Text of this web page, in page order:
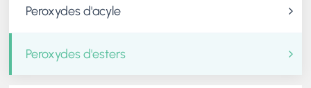
Peroxydes d'acyle
Peroxydes d'esters